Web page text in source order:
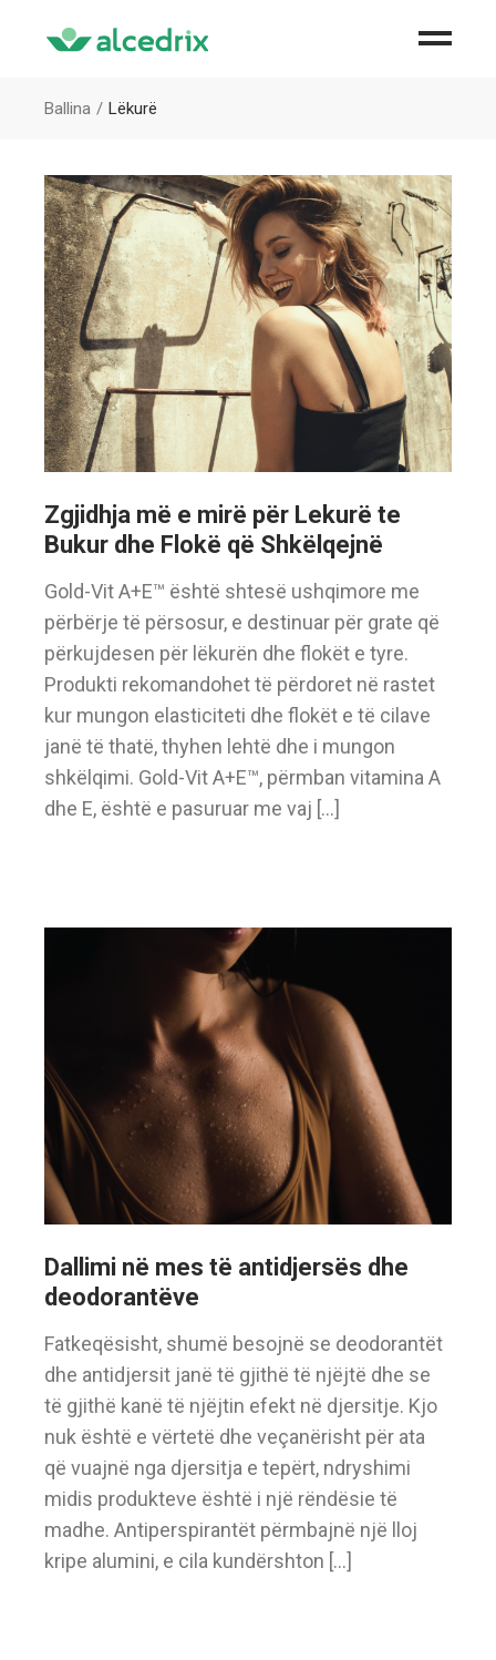
Ballina Lëkurë
Zgjidhja më e mirë për Lekurë te
Bukur dhe Flokë që Shkëlqejnë
Gold-Vit A+E™ është shtesë ushqimore me
përbërje të përsosur, e destinuar për grate që
përkujdesen për lëkurën dhe flokët e tyre.
Produkti rekomandohet të përdoret në rastet
kur mungon elasticiteti dhe flokët e të cilave
janë të thatë, thyhen lehtë dhe i mungon
shkëlqimi. Gold-Vit A+E™, përmban vitamina A
dhe E, është e pasuruar me vaj […]
Dallimi në mes të antidjersës dhe
deodorantëve
Fatkeqësisht, shumë besojnë se deodorantët
dhe antidjersit janë të gjithë të njëjtë dhe se
të gjithë kanë të njëjtin efekt në djersitje. Kjo
nuk është e vërtetë dhe veçanërisht për ata
që vuajnë nga djersitja e tepërt, ndryshimi
midis produkteve është i një rëndësie të
madhe. Antiperspirantët përmbajnë një lloj
kripe alumini, e cila kundërshton […]